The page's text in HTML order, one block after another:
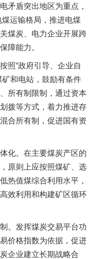
矛盾突出地区为重点，
煤运输格局，推进电煤
煤炭、电力企业开展跨
障能力。
照“政府引导、企业自
矿和电站，鼓励有条件
所有制限制，通过资本
拨等方式，着力推进存
合所有制，促进国有资
化。在主要煤炭产区的
原则上应按照煤矿、选
热值煤综合利用水平，
效利用和构建矿区循环
。发挥煤炭交易平台功
价格指数为依据，促进
企业建立长期战略合